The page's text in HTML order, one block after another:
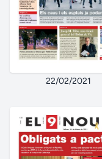
22/02/2021